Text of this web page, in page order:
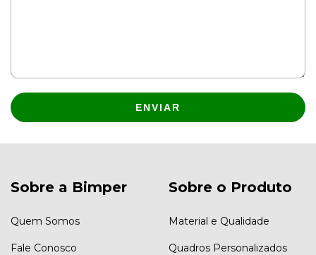
ENVIAR
Sobre a Bimper
Quem Somos
Fale Conosco
Sobre o Produto
Material e Qualidade
Quadros Personalizados